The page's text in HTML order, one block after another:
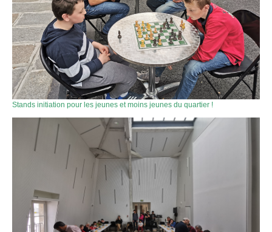
Stands initiation pour les jeunes et moins jeunes du quartier !